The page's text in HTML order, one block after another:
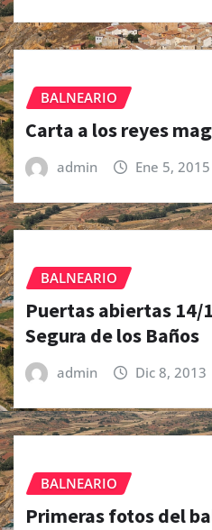
BALNEARIO
Carta a los reyes
admin Ene 5, 2015
BALNEARIO
Puertas abiertas 14/
Segura de los Baños
admin Dic 8, 2013
BALNEARIO
Primeras fotos del